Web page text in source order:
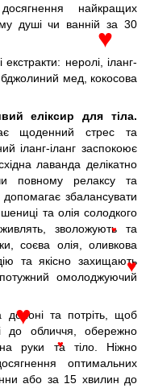
найкращих
душі чи ванній за 30
неролі, іланг-
мед, кокосова
еліксир для тіла.
щоденний стрес та
іланг-іланг заспокоює
лаванда делікатно
повному релаксу та
збалансувати
та олія солодкого
зволожують та
соєва олія, оливкова
та якісно захищають
омолоджуючий
долоні та потріть, щоб
до обличчя, обережно
на руки та тіло. Ніжно
оптимальних
або за 15 хвилин до
♥
♥
♥
♥